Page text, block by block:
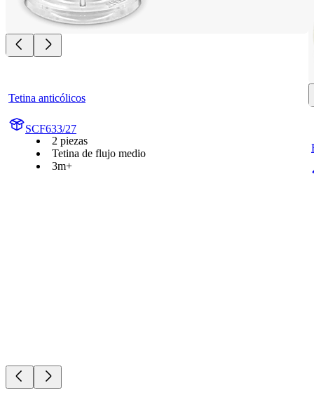
Tetina anticólicos
SCF633/27
2 piezas
Tetina de flujo medio
3m+